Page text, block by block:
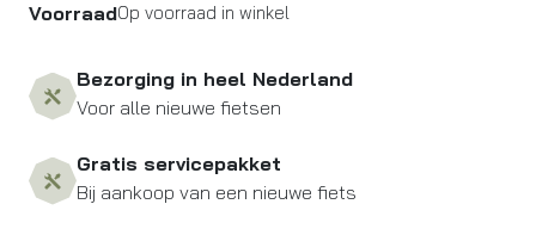
aantal
VoorraadOp voorraad in winkel
Bezorging in heel Nederland
Voor alle nieuwe fietsen
Gratis servicepakket
Bij aankoop van een nieuwe fiets